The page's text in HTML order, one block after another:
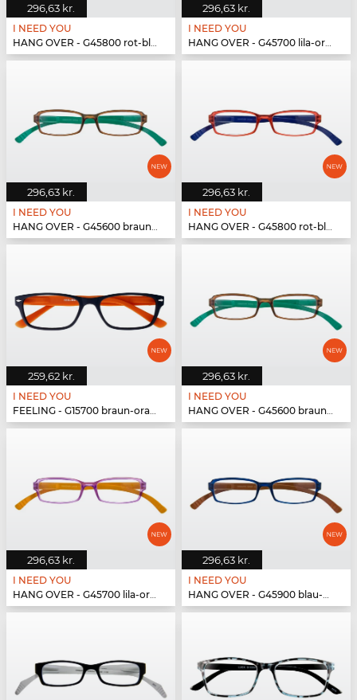
296,63 kr.
I NEED YOU
HANG OVER - G45800 rot-blau
296,63 kr.
I NEED YOU
HANG OVER - G45700 lila-orange
296,63 kr.
I NEED YOU
HANG OVER - G45600 braun-türkis
296,63 kr.
I NEED YOU
HANG OVER - G45800 rot-blau
259,62 kr.
I NEED YOU
FEELING - G15700 braun-orange
296,63 kr.
I NEED YOU
HANG OVER - G45600 braun-türkis
296,63 kr.
I NEED YOU
HANG OVER - G45700 lila-orange
296,63 kr.
I NEED YOU
HANG OVER - G45900 blau-braun